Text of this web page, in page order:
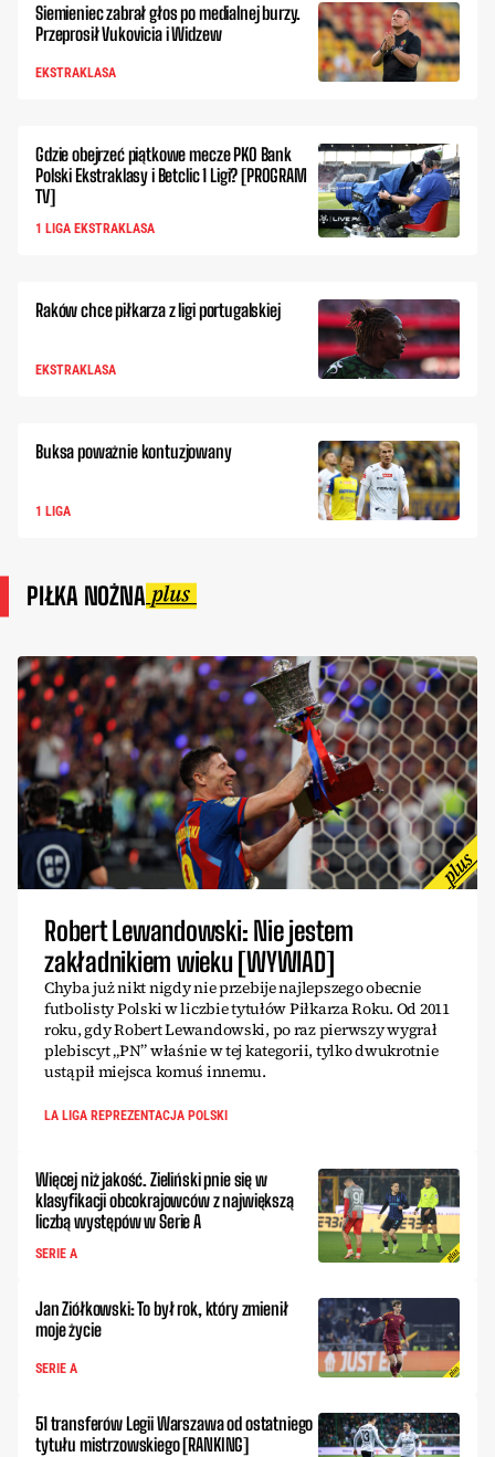
Siemieniec zabrał głos po medialnej burzy.
Przeprosił Vukovicia i Widzew
EKSTRAKLASA
Gdzie obejrzeć piątkowe mecze PKO Bank
Polski Ekstraklasy i Betclic 1 Ligi? [PROGRAM
TV]
1 LIGA EKSTRAKLASA
Raków chce piłkarza z ligi portugalskiej
EKSTRAKLASA
Buksa poważnie kontuzjowany
1 LIGA
PIŁKA NOŻNA
Robert Lewandowski: Nie jestem
zakładnikiem wieku [WYWIAD]
Chyba już nikt nigdy nie przebije najlepszego obecnie
futbolisty Polski w liczbie tytułów Piłkarza Roku. Od 2011
roku, gdy Robert Lewandowski, po raz pierwszy wygrał
plebiscyt „PN” właśnie w tej kategorii, tylko dwukrotnie
ustąpił miejsca komuś innemu.
LA LIGA REPREZENTACJA POLSKI
Więcej niż jakość. Zieliński pnie się w
klasyfikacji obcokrajowców z największą
liczbą występów w Serie A
SERIE A
Jan Ziółkowski: To był rok, który zmienił
moje życie
SERIE A
51 transferów Legii Warszawa od ostatniego
tytułu mistrzowskiego [RANKING]